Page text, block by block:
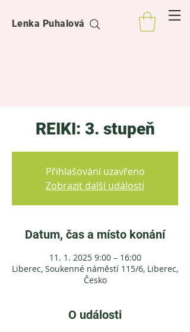
Lenka Puhalová
REIKI: 3. stupeň
Přihlašování uzavřeno
Zobrazit další události
Datum, čas a místo konání
11. 1. 2025 9:00 – 16:00
Liberec, Soukenné náměstí 115/6, Liberec,
Česko
O události